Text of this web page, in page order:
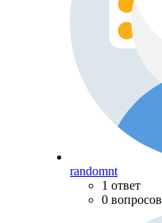
randomnt
1 ответ
0 вопросов